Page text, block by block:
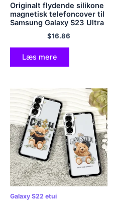
Originalt flydende silikone
magnetisk telefoncover til
Samsung Galaxy S23 Ultra
Plus S22 S21 Ultra Plus S21
FE Bumper Blødt Cover
$16.86
Læs mere
Galaxy S22 etui